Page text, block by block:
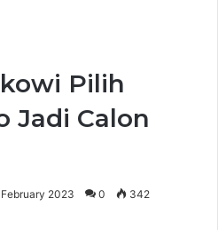
Pilih
Jadi Calon
2023 0 342